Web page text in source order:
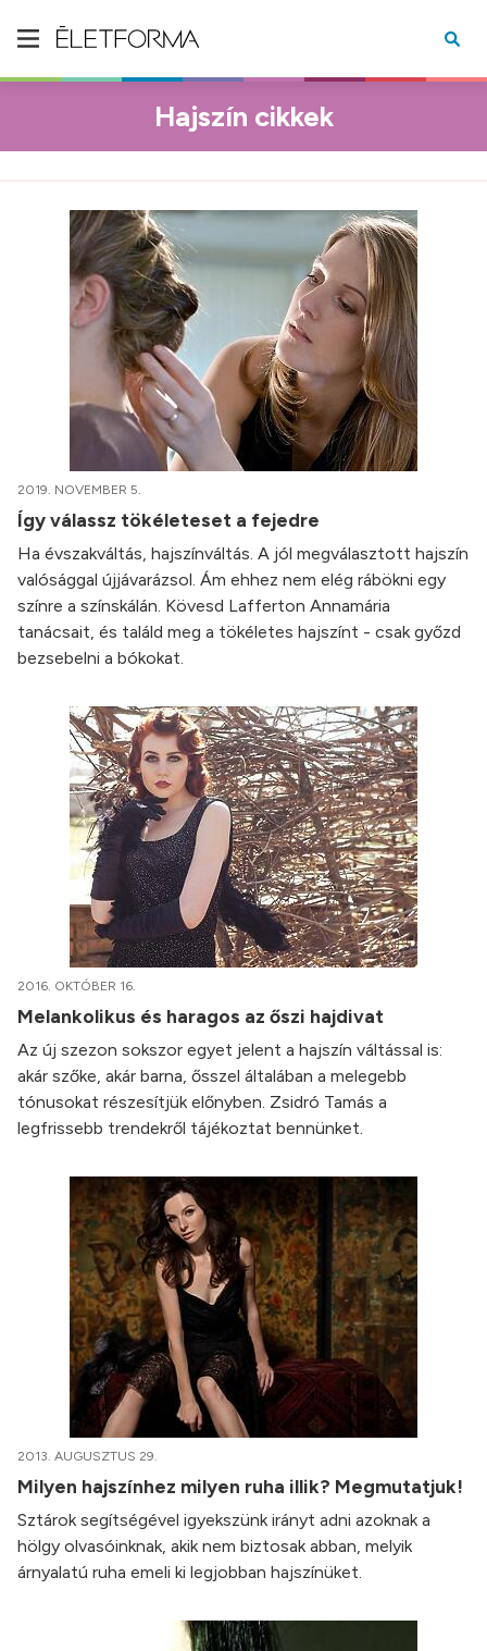
Hajszín cikkek
2019. NOVEMBER 5.
Így válassz tökéleteset a fejedre
Ha évszakváltás, hajszínváltás. A jól megválasztott hajszín
valósággal újjávarázsol. Ám ehhez nem elég rábökni egy
színre a színskálán. Kövesd Lafferton Annamária
tanácsait, és találd meg a tökéletes hajszínt - csak győzd
bezsebelni a bókokat.
2016. OKTÓBER 16.
Melankolikus és haragos az őszi hajdivat
Az új szezon sokszor egyet jelent a hajszín váltással is:
akár szőke, akár barna, ősszel általában a melegebb
tónusokat részesítjük előnyben. Zsidró Tamás a
legfrissebb trendekről tájékoztat bennünket.
2013. AUGUSZTUS 29.
Milyen hajszínhez milyen ruha illik? Megmutatjuk!
Sztárok segítségével igyekszünk irányt adni azoknak a
hölgy olvasóinknak, akik nem biztosak abban, melyik
árnyalatú ruha emeli ki legjobban hajszínüket.